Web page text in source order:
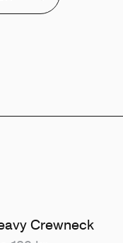
Crewneck